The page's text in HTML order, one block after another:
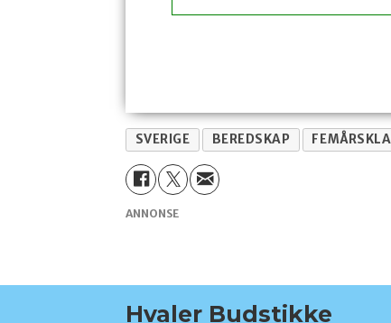
SVERIGE BEREDSKAP
ANNONSE
Hvaler Budstikke